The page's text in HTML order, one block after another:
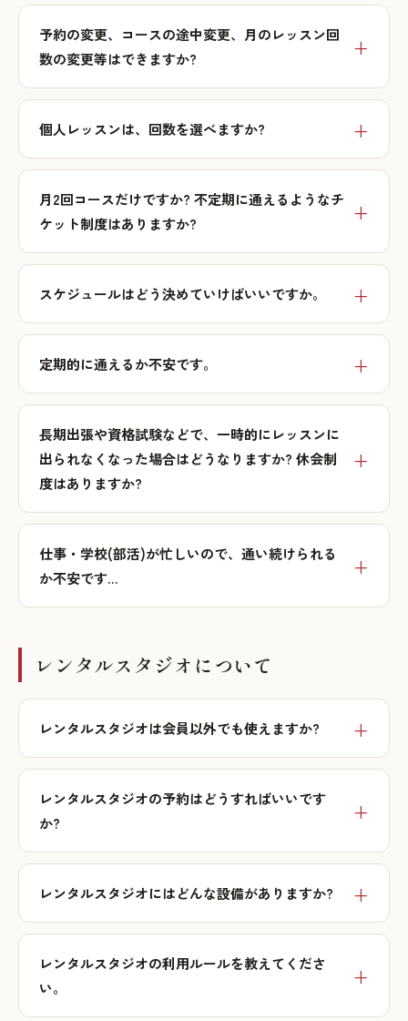
予約の変更、コースの途中変更、月のレッスン回
数の変更等はできますか?
個人レッスンは、回数を選べますか?
月2回コースだけですか? 不定期に通えるようなチ
ケット制度はありますか?
スケジュールはどう決めていけばいいですか。
定期的に通えるか不安です。
長期出張や資格試験などで、一時的にレッスンに
出られなくなった場合はどうなりますか? 休会制
度はありますか?
仕事・学校(部活)が忙しいので、通い続けられる
か不安です…
レンタルスタジオについて
レンタルスタジオは会員以外でも使えますか?
レンタルスタジオの予約はどうすればいいです
か?
レンタルスタジオにはどんな設備がありますか?
レンタルスタジオの利用ルールを教えてくださ
い。